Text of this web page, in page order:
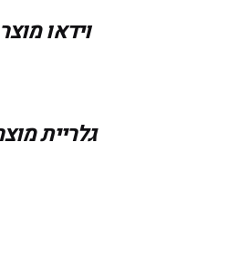
וידאו מוצר
גלריית